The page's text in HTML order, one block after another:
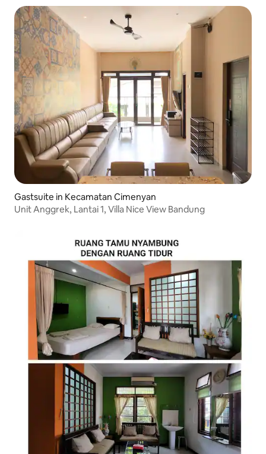
Gastsuite in Kecamatan Cimenyan
Unit Anggrek, Lantai 1, Villa Nice View Bandung